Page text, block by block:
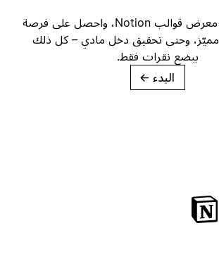
أرسل قالبك إلى معرض قوالب Notion، واحصل على فرصة
وحتى تحقيق دخل مادي – كل ذلك
ببضع نقرات فقط.
→